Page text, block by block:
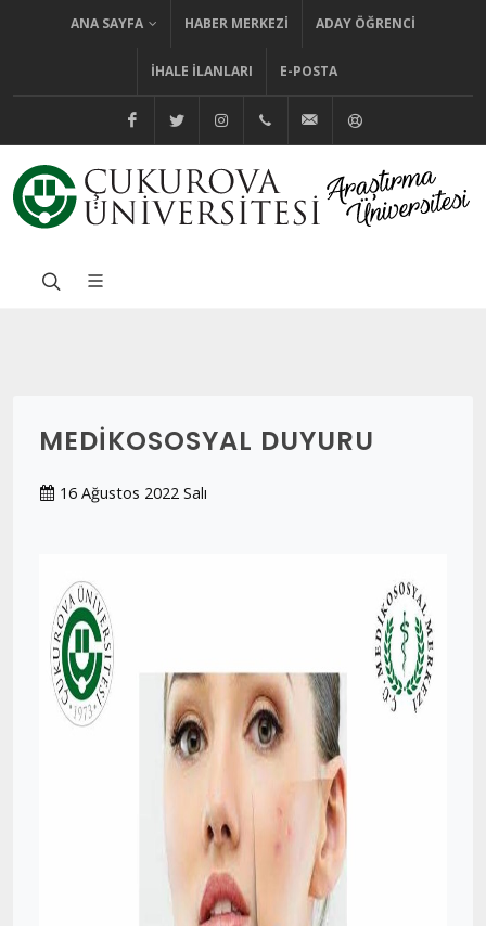
ANA SAYFA HABER MERKEZI ADAY ÖĞRENCI
İHALE İLANLARI E-POSTA
@cuhabermerkezi
@cukurovaedutr
@cukurovaedutr
+90 (322) 338 60 84
bilgi@cu.edu.tr
MEDIKOSOSYAL DUYURU
16 Ağustos 2022 Salı